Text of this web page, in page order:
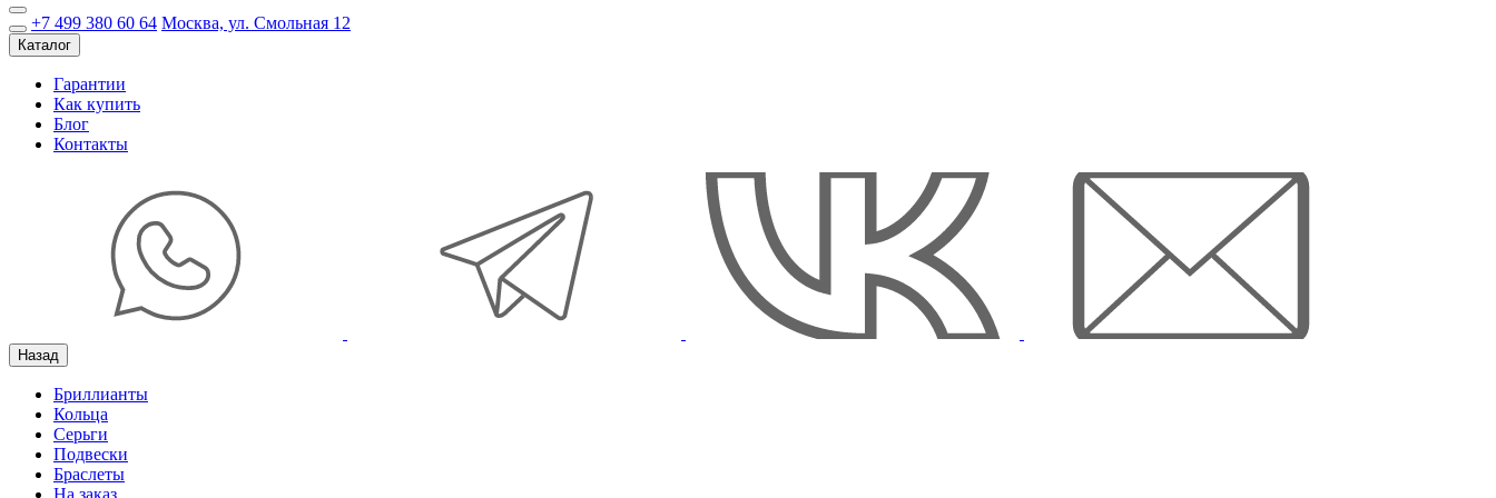
+7 499 380 60 64 Москва, ул. Смольная 12
Каталог
Гарантии
Как купить
Блог
Контакты
Назад
Бриллианты
Кольца
Серьги
Подвески
Браслеты
На заказ